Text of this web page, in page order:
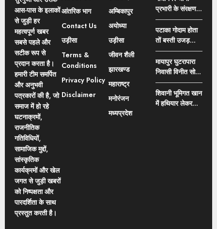
आस-पास के इलाकों
से जुड़ी हर
महत्वपूर्ण खबर
सबसे पहले और
सटीक रूप से
प्रदान करता है।
हमारी टीम समर्पित
और अनुभवी
पत्रकारों की है, जो
समाज में हो रहे
घटनाक्रमों,
राजनीतिक
गतिविधियों,
सामाजिक मुद्दों,
सांस्कृतिक
कार्यक्रमों और खेल
जगत से जुड़ी खबरों
को निष्पक्षता और
पारदर्शिता के साथ
प्रस्तुत करती है।
आंतरिक भाग
Contact Us
उड़ीसा
Terms &
Conditions
Privacy Policy
Disclaimer
अम्बिकापुर
अयोध्या
उड़ीसा
जीवन शैली
झारखण्ड
महाराष्ट्र
मनोरंजन
मध्यप्रदेश
दस्तावेजों से
नामांतरण का आरोप,
भाजपा नेता ने
कलेक्टर से की FIR
और नामांतरण
निरस्त करने की
मांग
प्रभारी के संरक्षण में
चल रहा जुआ का
कारोबार?, जुवारियों
की पहली पसंद बन
रही गांधीनगर थाना
क्षेत्र
पटाका गोदाम होता
तों बस्ती उजड़
जाता बस्ती नहीं
उजड़ा मतलब
पटाका गोदाम नहीं
था, मंत्री राजेश
अग्रवाल का बेतुका
बयान
मायापुर घुटरापारा
निवासी विनीत सोनी
एवं उनकी भांजी की
नदी में डूबने से मौत,
इलाके में पसरा
शिवानी भूमिगत खान
में हथियार लेकर